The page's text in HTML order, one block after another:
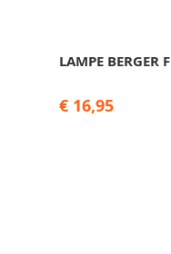
LAMPE BERGER
€ 16,95